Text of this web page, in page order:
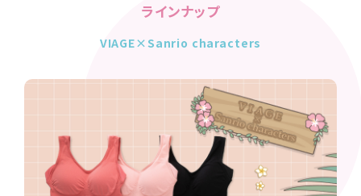
ラインナップ
VIAGE×Sanrio characters